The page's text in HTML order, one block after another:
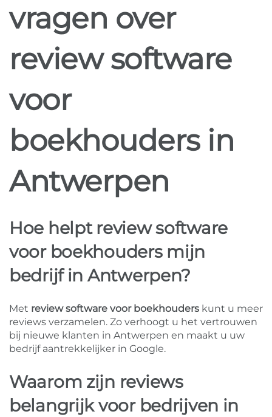
vragen over
review software
voor
boekhouders in
Antwerpen
Hoe helpt review software
voor boekhouders mijn
bedrijf in Antwerpen?
Met review software voor boekhouders kunt u meer
reviews verzamelen. Zo verhoogt u het vertrouwen
bij nieuwe klanten in Antwerpen en maakt u uw
bedrijf aantrekkelijker in Google.
Waarom zijn reviews
belangrijk voor bedrijven in